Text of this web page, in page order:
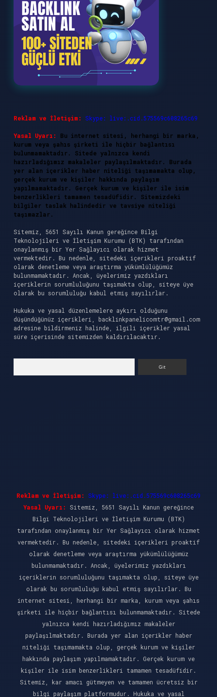
Reklam ve İletişim: Skype: live:.cid.575569c608265c69
Yasal Uyarı:
Bu internet sitesi, herhangi bir marka,
kurum veya şahıs şirketi ile hiçbir bağlantısı
bulunmamaktadır. Sitede yalnızca kendi
hazırladığımız makaleler paylaşılmaktadır. Burada
yer alan içerikler haber niteliği taşımamakta olup,
gerçek kurum ve kişiler hakkında paylaşım
yapılmamaktadır. Gerçek kurum ve kişiler ile isim
benzerlikleri tamamen tesadüfidir. Sitemizdeki
bilgiler taslak halindedir ve tavsiye niteliği
taşımazlar.
Sitemiz, 5651 Sayılı Kanun gereğince Bilgi
Teknolojileri ve İletişim Kurumu (BTK) tarafından
onaylanmış bir Yer Sağlayıcı olarak hizmet
vermektedir. Bu nedenle, sitedeki içerikleri proaktif
olarak denetleme veya araştırma yükümlülüğümüz
bulunmamaktadır. Ancak, üyelerimiz yazdıkları
içeriklerin sorumluluğunu taşımakta olup, siteye üye
olarak bu sorumluluğu kabul etmiş sayılırlar.
Hukuka ve yasal düzenlemelere aykırı olduğunu
düşündüğünüz içerikleri, backlinkpanelicomtr@gmail.com
adresine bildirmeniz halinde, ilgili içerikler yasal
süre içerisinde sitemizden kaldırılacaktır.
Reklam ve İletişim:
Skype: live:.cid.575569c608265c69
Yasal Uyarı:
Sitemiz, 5651 Sayılı Kanun gereğince
Bilgi Teknolojileri ve İletişim Kurumu (BTK)
tarafından onaylanmış bir Yer Sağlayıcı olarak hizmet
vermektedir. Bu nedenle, sitedeki içerikleri proaktif
olarak denetleme veya araştırma yükümlülüğümüz
bulunmamaktadır. Ancak, üyelerimiz yazdıkları
içeriklerin sorumluluğunu taşımakta olup, siteye üye
olarak bu sorumluluğu kabul etmiş sayılırlar. Bu
internet sitesi, herhangi bir marka, kurum veya şahıs
şirketi ile hiçbir bağlantısı bulunmamaktadır. Sitede
yalnızca kendi hazırladığımız makaleler
paylaşılmaktadır. Burada yer alan içerikler haber
niteliği taşımamakta olup, gerçek kurum ve kişiler
hakkında paylaşım yapılmamaktadır. Gerçek kurum ve
kişiler ile isim benzerlikleri tamamen tesadüfidir.
Sitemiz, kar amacı gütmeyen ve tamamen ücretsiz bir
bilgi paylaşım platformudur. Hukuka ve yasal